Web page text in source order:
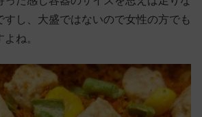
すし、大盛ではないので女性の方でも
ね。